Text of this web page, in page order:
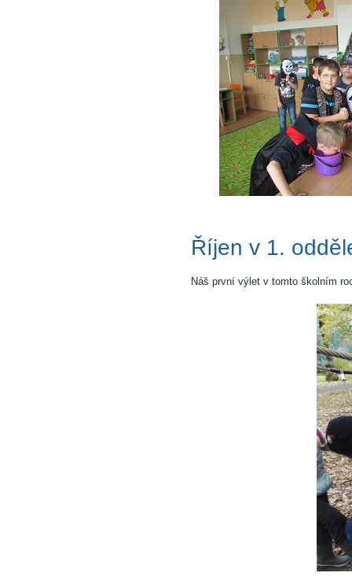
Říjen v 1.
Náš první výlet v tomto školním